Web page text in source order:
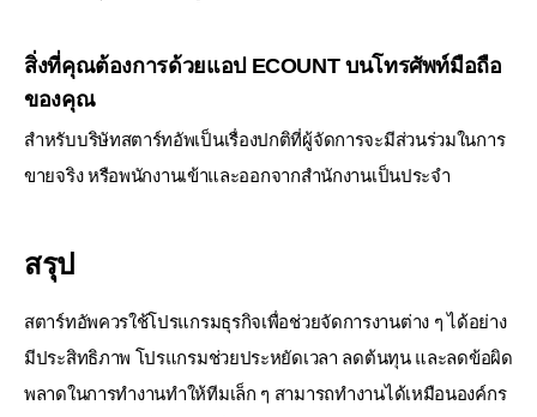
สิ่งที่คุณต้องการด้วยแอป ECOUNT บนโทรศัพท์มือถือ
ของคุณ
สำหรับบริษัทสตาร์ทอัพเป็นเรื่องปกติที่ผู้จัดการจะมีส่วนร่วมในการ
ขายจริงหรือพนักงานเข้าและออกจากสำนักงานเป็นประจำ
สรุป
สตาร์ทอัพควรใช้โปรแกรมธุรกิจเพื่อช่วยจัดการงานต่าง ๆ ได้อย่าง
มีประสิทธิภาพ โปรแกรมช่วยประหยัดเวลา ลดต้นทุนและลดข้อผิด
พลาดในการทำงานทำให้ทีมเล็ก ๆ สามารถทำงานได้เหมือนองค์กร